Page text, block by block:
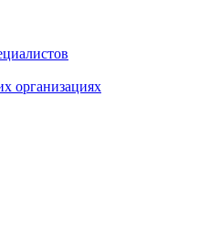
организациях